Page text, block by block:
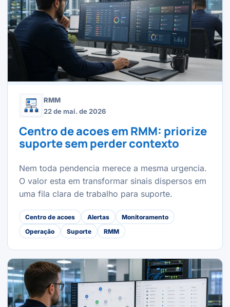
RMM
22 de mai. de 2026
Centro de acoes em RMM: priorize
suporte sem perder contexto
Nem toda pendencia merece a mesma urgencia.
O valor esta em transformar sinais dispersos em
uma fila clara de trabalho para suporte.
Centro de acoes Alertas
Monitoramento
Operação
Suporte RMM